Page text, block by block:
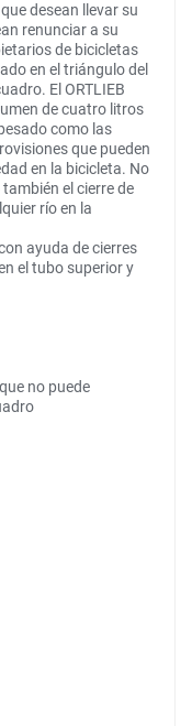
desean llevar su
renunciar a su
de bicicletas
en el triángulo del
El ORTLIEB
de cuatro litros
como las
que pueden
en la bicicleta. No
el cierre de
río en la
ayuda de cierres
el tubo superior y
no puede